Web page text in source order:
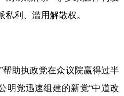
利、滥用解散权。
助执政党在众议院赢得过半
明党迅速组建的新党“中道改